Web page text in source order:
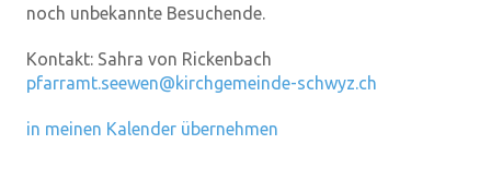
noch unbekannte Besuchende.
Kontakt: Sahra von Rickenbach
pfarramt.seewen@kirchgemeinde-schwyz.ch
in meinen Kalender übernehmen